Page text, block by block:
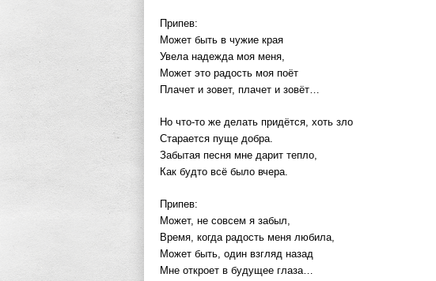
Припев:
Может быть в чужие края
Увела надежда моя меня,
Может это радость моя поёт
Плачет и зовeт, плачет и зовёт…
Hо что-то же делать придётся, хоть зло
Старается пуще добра.
Забытая песня мне дарит тепло,
Как будто всё было вчера.
Припев:
Может, не совсем я забыл,
Время, когда радость меня любила,
Может быть, один взгляд назад
Мне откроет в будущее глаза…